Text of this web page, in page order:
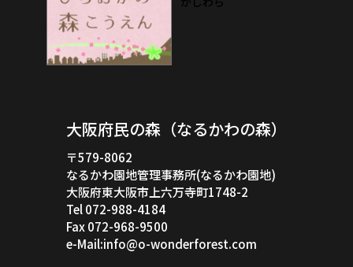
大阪府民の森（なるかわの森）
〒579-8062
なるかわ園地管理事務所(なるかわ園地)
大阪府東大阪市上六万寺町1748-2
Tel 072-988-4184
Fax 072-968-9500
e-Mail:info@o-wonderforest.com